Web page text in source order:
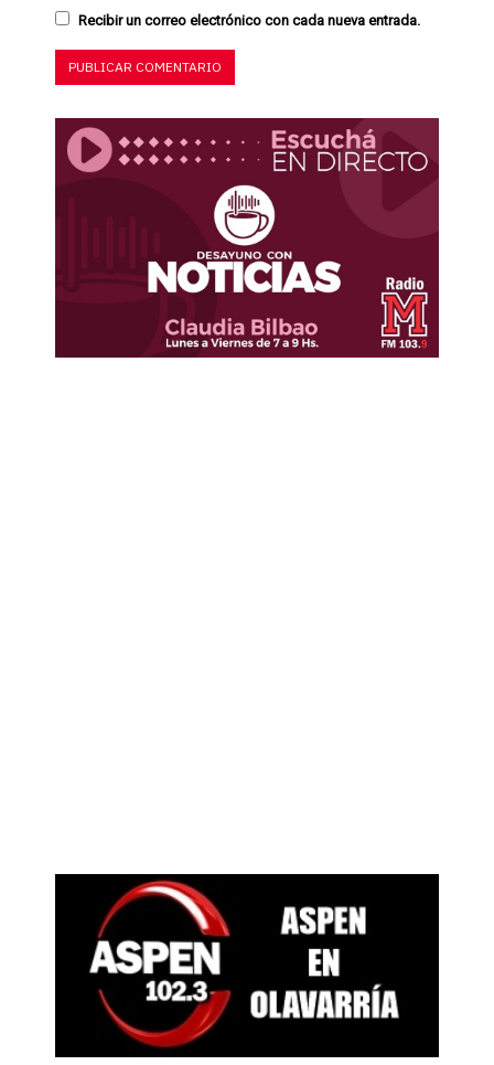
Recibir un correo electrónico con cada nueva entrada.